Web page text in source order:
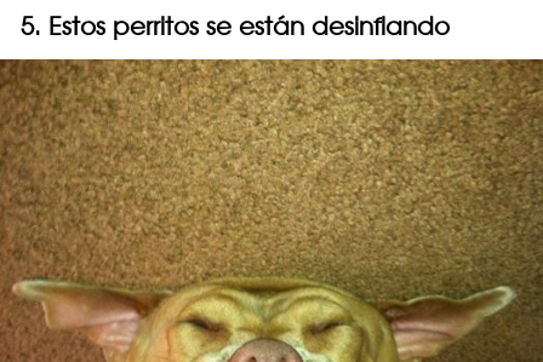
5. Estos perritos se están desinflando